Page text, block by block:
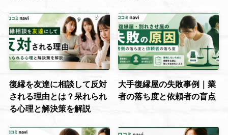
復縁を友達に相談して反対
される理由とは？呆れられ
る心理と解決策を解説
大手復縁屋の失敗事例｜業
者の落ち度と依頼者の盲点